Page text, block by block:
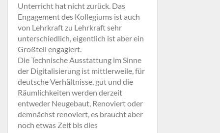
Unterricht hat nicht zurück. Das
Engagement des Kollegiums ist auch
von Lehrkraft zu Lehrkraft sehr
unterschiedlich, eigentlich ist aber ein
Großteil engagiert.
Die Technische Ausstattung im Sinne
der Digitalisierung ist mittlerweile, für
deutsche Verhältnisse, gut und die
Räumlichkeiten werden derzeit
entweder Neugebaut, Renoviert oder
demnächst renoviert, es braucht aber
noch etwas Zeit bis dies